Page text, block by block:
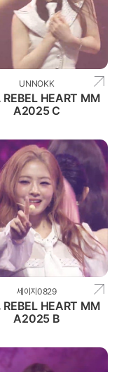
UNNOKK
REBEL HEART MM
A2025 C
세이지0829
REBEL HEART MM
A2025 B